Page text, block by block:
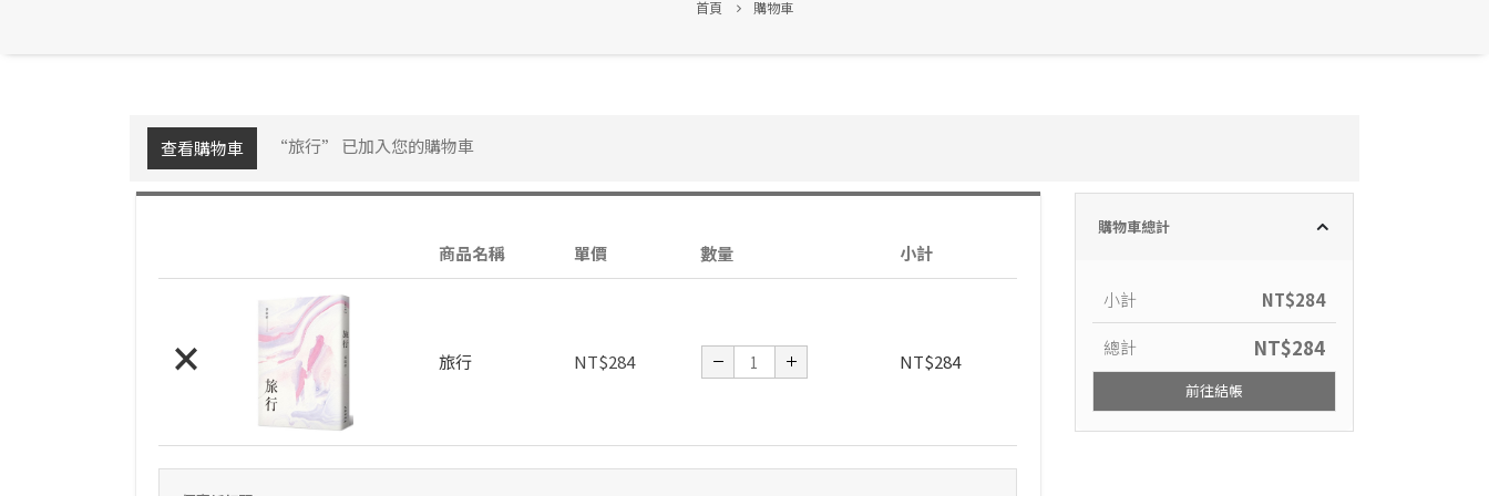
首頁 購物車
查看購物車 “旅行” 已加入您的購物車
商品名稱 單價 數量 小計
× 旅行 NT$284 NT$284
購物車總計
小計 NT$284
總計 NT$284
前往結帳